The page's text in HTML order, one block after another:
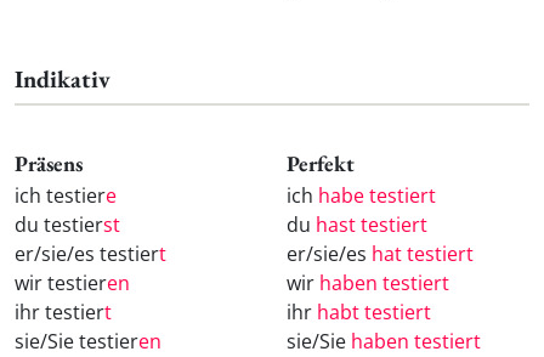
Indikativ
Präsens
ich testiere
du testierst
er/sie/es testiert
wir testieren
ihr testiert
sie/Sie testieren
Perfekt
ich habe testiert
du hast testiert
er/sie/es hat testiert
wir haben testiert
ihr habt testiert
sie/Sie haben testiert